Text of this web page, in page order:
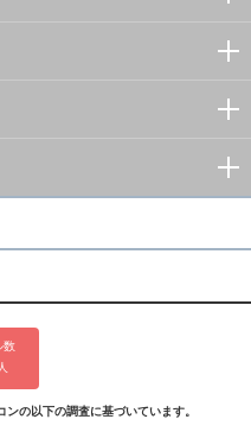
数
の以下の調査に基づいています。